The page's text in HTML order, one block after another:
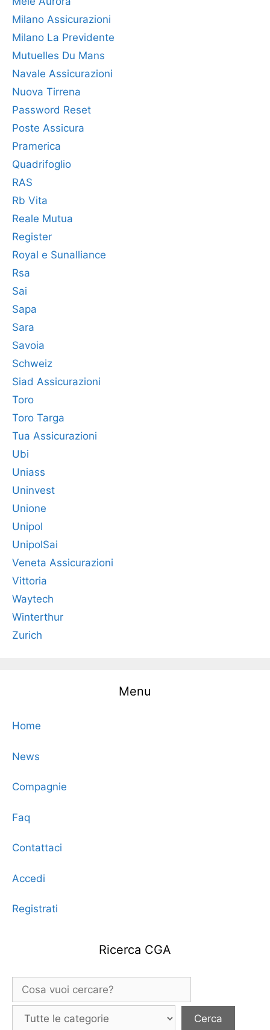
Milano Assicurazioni
Milano La Previdente
Mutuelles Du Mans
Navale Assicurazioni
Nuova Tirrena
Password Reset
Poste Assicura
Pramerica
Quadrifoglio
RAS
Rb Vita
Reale Mutua
Register
Royal e Sunalliance
Rsa
Sai
Sapa
Sara
Savoia
Schweiz
Siad Assicurazioni
Toro
Toro Targa
Tua Assicurazioni
Ubi
Uniass
Uninvest
Unione
Unipol
UnipolSai
Veneta Assicurazioni
Vittoria
Waytech
Winterthur
Zurich
Menu
Home
News
Compagnie
Faq
Contattaci
Accedi
Registrati
Ricerca CGA